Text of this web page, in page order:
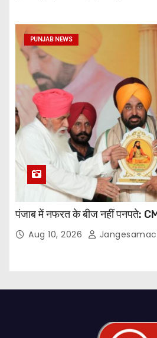
PUNJAB NEWS
पंजाब में नफरत के बीज नहीं पनपते:
Aug 10, 2026